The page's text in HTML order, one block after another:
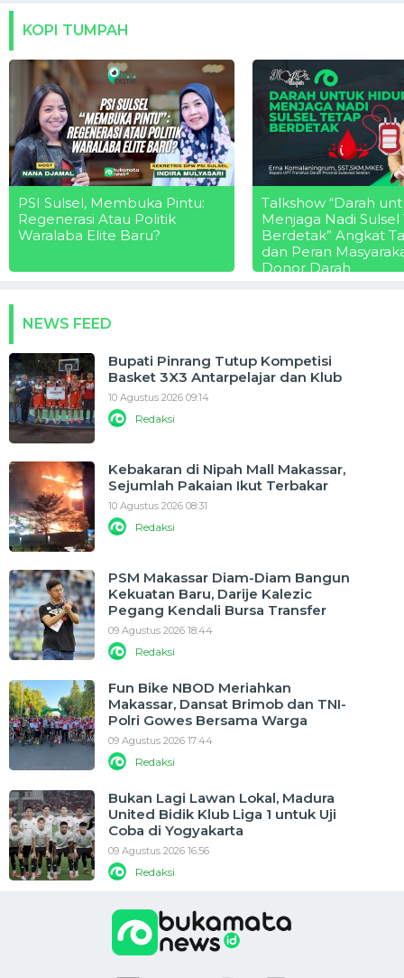
KOPI TUMPAH
PSI Sulsel, Membuka Pintu:
Regenerasi Atau Politik
Waralaba Elite Baru?
Talkshow “Darah
Menjaga Nadi Sulsel
Berdetak” Angkat
dan Peran
Donor Darah
NEWS FEED
Bupati Pinrang Tutup Kompetisi
Basket 3X3 Antarpelajar dan Klub
10 Agustus 2026 09:14
Redaksi
Kebakaran di Nipah Mall Makassar,
Sejumlah Pakaian Ikut Terbakar
10 Agustus 2026 08:31
Redaksi
PSM Makassar Diam-Diam Bangun
Kekuatan Baru, Darije Kalezic
Pegang Kendali Bursa Transfer
09 Agustus 2026 18:44
Redaksi
Fun Bike NBOD Meriahkan
Makassar, Dansat Brimob dan TNI-
Polri Gowes Bersama Warga
09 Agustus 2026 17:44
Redaksi
Bukan Lagi Lawan Lokal, Madura
United Bidik Klub Liga 1 untuk Uji
Coba di Yogyakarta
09 Agustus 2026 16:56
Redaksi